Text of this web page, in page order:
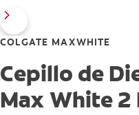
COLGATE MAXWHITE
Cepillo de
Max White 2